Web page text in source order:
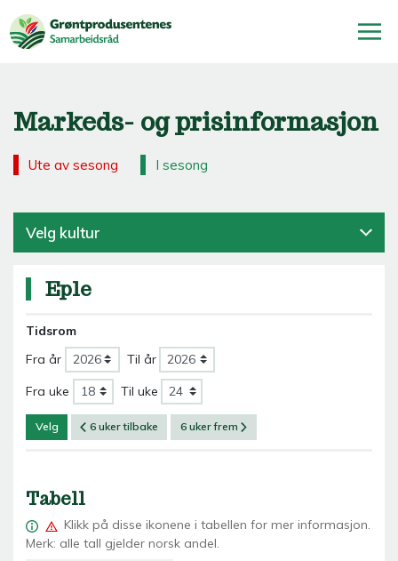
Markeds- og prisinformasjon
Ute av sesong I sesong
Velg kultur
Eple
Tidsrom
Fra år
Til år
Fra uke Til uke
Velg 6 uker tilbake 6 uker frem
Tabell
Klikk på disse ikonene i tabellen for mer informasjon.
Merk: alle tall gjelder norsk andel.